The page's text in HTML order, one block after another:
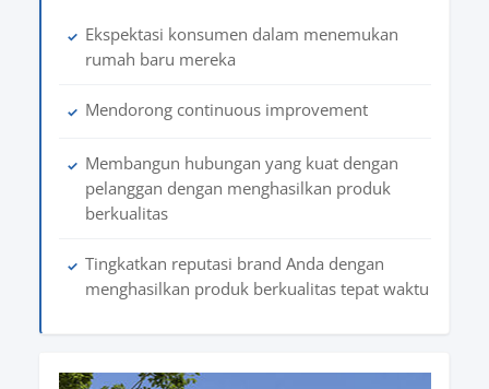
✓ Ekspektasi konsumen dalam menemukan
rumah baru mereka
✓ Mendorong continuous improvement
✓ Membangun hubungan yang kuat dengan
pelanggan dengan menghasilkan produk
berkualitas
✓ Tingkatkan reputasi brand Anda dengan
menghasilkan produk berkualitas tepat waktu